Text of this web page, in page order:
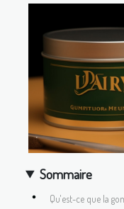
Sommaire
Qu'est-ce que la